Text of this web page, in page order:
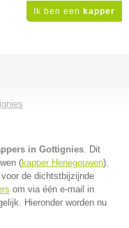
Ik ben een kapper
in Gottignies. Dit
(kapper Henegouwen).
de dichtstbijzijnde
om via één e-mail in
Hieronder worden nu